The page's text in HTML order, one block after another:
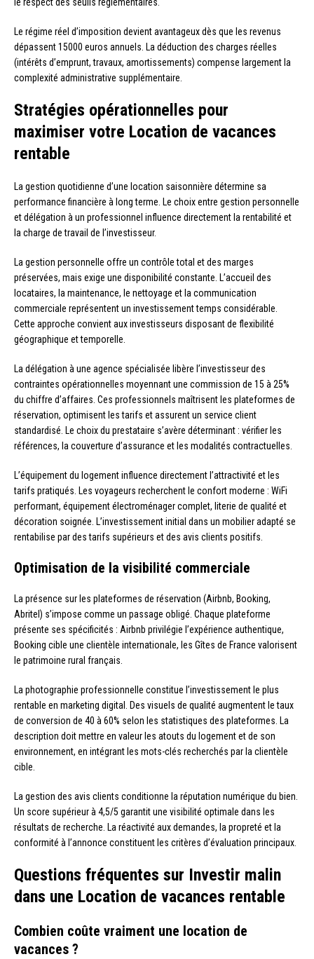
le respect des seuils réglementaires.
Le régime réel d’imposition devient avantageux dès que les revenus
dépassent 15000 euros annuels. La déduction des charges réelles
(intérêts d’emprunt, travaux, amortissements) compense largement la
complexité administrative supplémentaire.
Stratégies opérationnelles pour
maximiser votre Location de vacances
rentable
La gestion quotidienne d’une location saisonnière détermine sa
performance financière à long terme. Le choix entre gestion personnelle
et délégation à un professionnel influence directement la rentabilité et
la charge de travail de l’investisseur.
La gestion personnelle offre un contrôle total et des marges
préservées, mais exige une disponibilité constante. L’accueil des
locataires, la maintenance, le nettoyage et la communication
commerciale représentent un investissement temps considérable.
Cette approche convient aux investisseurs disposant de flexibilité
géographique et temporelle.
La délégation à une agence spécialisée libère l’investisseur des
contraintes opérationnelles moyennant une commission de 15 à 25%
du chiffre d’affaires. Ces professionnels maîtrisent les plateformes de
réservation, optimisent les tarifs et assurent un service client
standardisé. Le choix du prestataire s’avère déterminant : vérifier les
références, la couverture d’assurance et les modalités contractuelles.
L’équipement du logement influence directement l’attractivité et les
tarifs pratiqués. Les voyageurs recherchent le confort moderne : WiFi
performant, équipement électroménager complet, literie de qualité et
décoration soignée. L’investissement initial dans un mobilier adapté se
rentabilise par des tarifs supérieurs et des avis clients positifs.
Optimisation de la visibilité commerciale
La présence sur les plateformes de réservation (Airbnb, Booking,
Abritel) s’impose comme un passage obligé. Chaque plateforme
présente ses spécificités : Airbnb privilégie l’expérience authentique,
Booking cible une clientèle internationale, les Gîtes de France valorisent
le patrimoine rural français.
La photographie professionnelle constitue l’investissement le plus
rentable en marketing digital. Des visuels de qualité augmentent le taux
de conversion de 40 à 60% selon les statistiques des plateformes. La
description doit mettre en valeur les atouts du logement et de son
environnement, en intégrant les mots-clés recherchés par la clientèle
cible.
La gestion des avis clients conditionne la réputation numérique du bien.
Un score supérieur à 4,5/5 garantit une visibilité optimale dans les
résultats de recherche. La réactivité aux demandes, la propreté et la
conformité à l’annonce constituent les critères d’évaluation principaux.
Questions fréquentes sur Investir malin
dans une Location de vacances rentable
Combien coûte vraiment une location de
vacances ?